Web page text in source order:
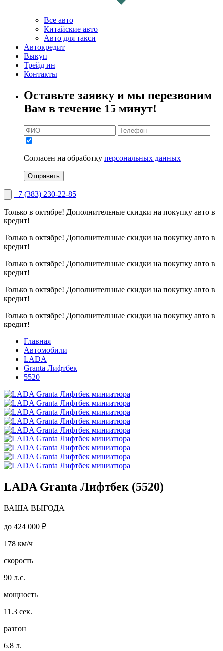
Все авто
Китайские авто
Авто для такси
Автокредит
Выкуп
Трейд ин
Контакты
Оставьте заявку и мы перезвоним
Вам в течение 15 минут!
Согласен на обработку персональных данных
Отправить
+7 (383) 230-22-85
Только в октябре! Дополнительные скидки на покупку авто в
кредит!
Только в октябре! Дополнительные скидки на покупку авто в
кредит!
Только в октябре! Дополнительные скидки на покупку авто в
кредит!
Только в октябре! Дополнительные скидки на покупку авто в
кредит!
Только в октябре! Дополнительные скидки на покупку авто в
кредит!
Главная
Автомобили
LADA
Granta Лифтбек
5520
LADA Granta Лифтбек (5520)
ВАША ВЫГОДА
до 424 000 ₽
178 км/ч
скорость
90 л.с.
мощность
11.3 сек.
разгон
6.8 л.